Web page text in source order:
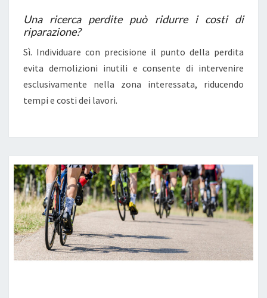
Una ricerca perdite può ridurre i costi di
riparazione?
Sì. Individuare con precisione il punto della perdita
evita demolizioni inutili e consente di intervenire
esclusivamente nella zona interessata, riducendo
tempi e costi dei lavori.